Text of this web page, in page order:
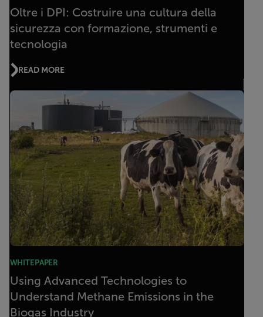
Oltre i DPI: Costruire una cultura della
sicurezza con formazione, strumenti e
tecnologia
READ MORE
WHITEPAPER
Using Advanced Technologies to
Understand Methane Emissions in the
Biogas Industry